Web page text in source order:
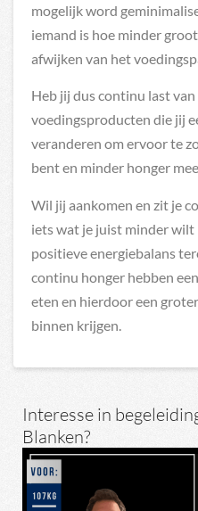
mogelijk word
iemand is hoe minder
afwijken van het
Heb jij dus continu last
voedingsproducten die jij
veranderen om ervoor te
bent en minder honger
Wil jij aankomen en zit je
iets wat je juist minder wilt
positieve energiebalans
continu honger hebben
eten en hierdoor een
binnen krijgen.
Interesse in
Blanken?